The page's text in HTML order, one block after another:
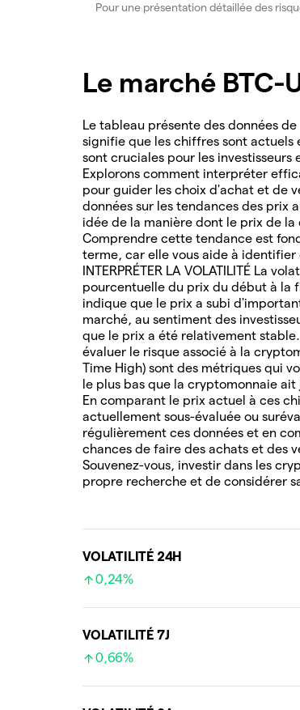
Pour une présentation détaillée des
Le marché BTC-
Le tableau présente des données
signifie que les chiffres sont
sont cruciales pour les
Explorons comment interpréter
pour guider les choix d'achat et de
données sur les tendances des prix
idée de la manière dont le prix de
Comprendre cette tendance est
terme, car elle vous aide à identifier
INTERPRÉTER LA VOLATILITÉ La
pourcentuelle du prix du début à la
indique que le prix a subi
marché, au sentiment des
que le prix a été relativement
évaluer le risque associé à la
Time High) sont des métriques qui
le plus bas que la cryptomonnaie
En comparant le prix actuel à ces
actuellement sous-évaluée ou
régulièrement ces données et en
chances de faire des achats et des
Souvenez-vous, investir dans les
propre recherche et de considérer
VOLATILITÉ 24H
0,24%
VOLATILITÉ 7J
0,66%